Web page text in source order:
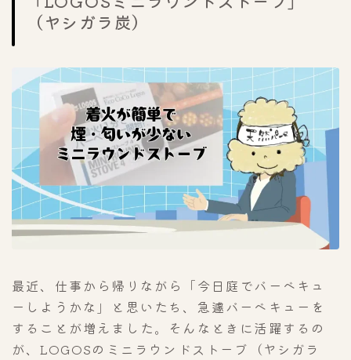
（ヤシガラ炭）
最近、仕事から帰りながら「今日庭でバーベキュ
ーしようかな」と思いたち、急遽バーベキューを
することが増えました。そんなときに活躍するの
が、LOGOSのミニラウンドストーブ（ヤシガラ